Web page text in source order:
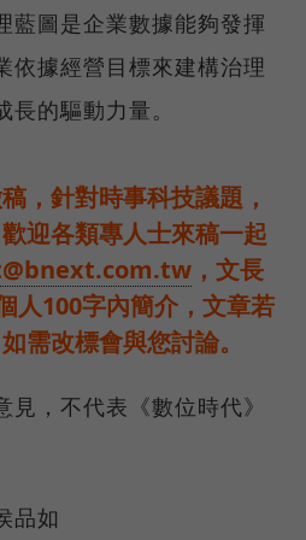
藍圖是企業數據能夠發揮
依據經營目標來建構治理
的驅動力量。
，針對時事科技議題，
迎各類專人士來稿一起
，文長
人100字內簡介，文章若
需改標會與您討論。
見，不代表《數位時代》
品如